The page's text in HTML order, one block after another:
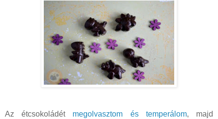
Az étcsokoládét megolvasztom és temperálom, majd